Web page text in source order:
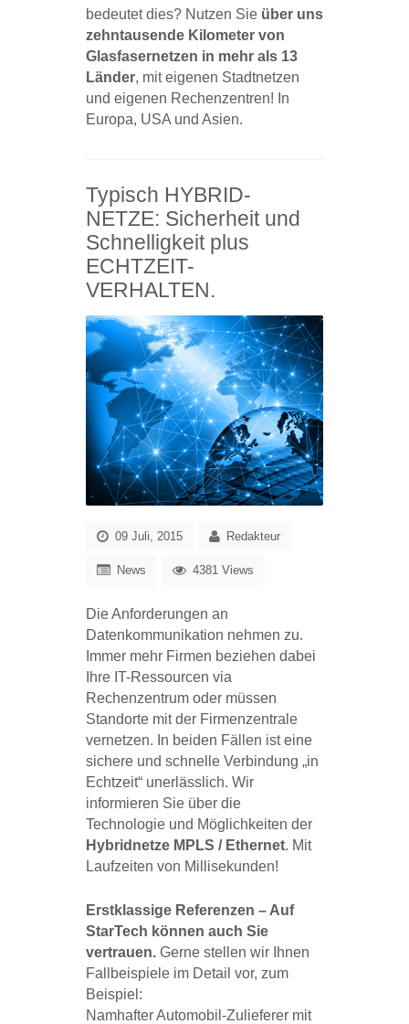
bedeutet dies? Nutzen Sie über uns
zehntausende Kilometer von
Glasfasernetzen in mehr als 13
Länder, mit eigenen Stadtnetzen
und eigenen Rechenzentren! In
Europa, USA und Asien.
Typisch HYBRID-
NETZE: Sicherheit und
Schnelligkeit plus
ECHTZEIT-
VERHALTEN.
09 Juli, 2015 Redakteur
News 4381 Views
Die Anforderungen an
Datenkommunikation nehmen zu.
Immer mehr Firmen beziehen dabei
Ihre IT-Ressourcen via
Rechenzentrum oder müssen
Standorte mit der Firmenzentrale
vernetzen. In beiden Fällen ist eine
sichere und schnelle Verbindung „in
Echtzeit“ unerlässlich. Wir
informieren Sie über die
Technologie und Möglichkeiten der
Hybridnetze MPLS / Ethernet. Mit
Laufzeiten von Millisekunden!
Erstklassige Referenzen – Auf
StarTech können auch Sie
vertrauen. Gerne stellen wir Ihnen
Fallbeispiele im Detail vor, zum
Beispiel:
Namhafter Automobil-Zulieferer mit